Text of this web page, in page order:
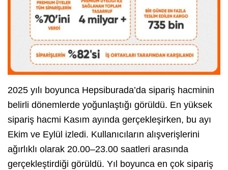
2025 yılı boyunca Hepsiburada’da sipariş hacminin
belirli dönemlerde yoğunlaştığı görüldü. En yüksek
sipariş hacmi Kasım ayında gerçekleşirken, bu ayı
Ekim ve Eylül izledi. Kullanıcıların alışverişlerini
ağırlıklı olarak 20.00–23.00 saatleri arasında
gerçekleştirdiği görüldü. Yıl boyunca en çok sipariş